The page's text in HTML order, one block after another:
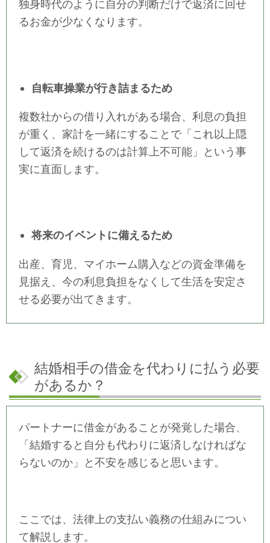
独身時代のように自分の判断だけで返済に回せ
るお金が少なくなります。
自転車操業が行き詰まるため
複数社からの借り入れがある場合、利息の負担
が重く、家計を一緒にすることで「これ以上隠
して返済を続けるのは計算上不可能」という事
実に直面します。
将来のイベントに備えるため
出産、育児、マイホーム購入などの資金準備を
見据え、今の利息負担をなくして生活を安定さ
せる必要が出てきます。
結婚相手の借金を代わりに払う必要
があるか？
パートナーに借金があることが発覚した場合、
「結婚すると自分も代わりに返済しなければな
らないのか」と不安を感じると思います。
ここでは、法律上の支払い義務の仕組みについ
て解説します。